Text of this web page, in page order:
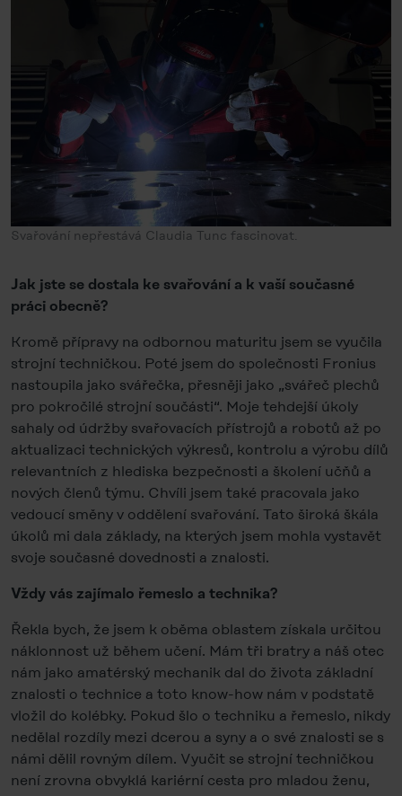
Svařování nepřestává Claudia Tunc fascinovat.
Jak jste se dostala ke svařování a k vaší současné
práci obecně?
Kromě přípravy na odbornou maturitu jsem se vyučila
strojní techničkou. Poté jsem do společnosti Fronius
nastoupila jako svářečka, přesněji jako „svářeč plechů
pro pokročilé strojní součásti“. Moje tehdejší úkoly
sahaly od údržby svařovacích přístrojů a robotů až po
aktualizaci technických výkresů, kontrolu a výrobu dílů
relevantních z hlediska bezpečnosti a školení učňů a
nových členů týmu. Chvíli jsem také pracovala jako
vedoucí směny v oddělení svařování. Tato široká škála
úkolů mi dala základy, na kterých jsem mohla vystavět
svoje současné dovednosti a znalosti.
Vždy vás zajímalo řemeslo a technika?
Řekla bych, že jsem k oběma oblastem získala určitou
náklonnost už během učení. Mám tři bratry a náš otec
nám jako amatérský mechanik dal do života základní
znalosti o technice a toto know-how nám v podstatě
vložil do kolébky. Pokud šlo o techniku a řemeslo, nikdy
nedělal rozdíly mezi dcerou a syny a o své znalosti se s
námi dělil rovným dílem. Vyučit se strojní techničkou
není zrovna obvyklá kariérní cesta pro mladou ženu,